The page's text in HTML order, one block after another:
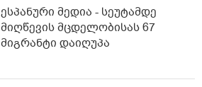
ესპანური მედია - სეუტამდე
მიღწევის მცდელობისას 67
მიგრანტი დაიღუპა